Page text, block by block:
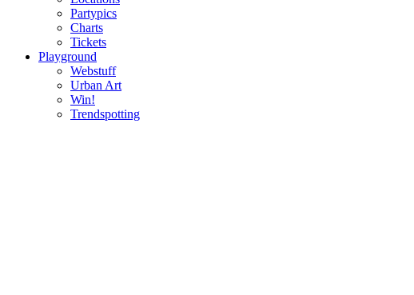
Partypics
Charts
Tickets
Playground
Webstuff
Urban Art
Win!
Trendspotting